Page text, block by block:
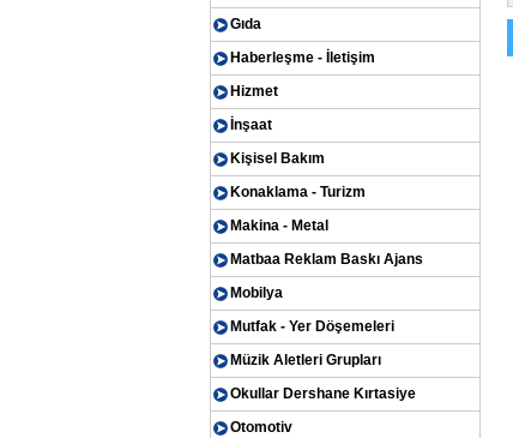
Gıda
Haberleşme - İletişim
Hizmet
İnşaat
Kişisel Bakım
Konaklama - Turizm
Makina - Metal
Matbaa Reklam Baskı Ajans
Mobilya
Mutfak - Yer Döşemeleri
Müzik Aletleri Grupları
Okullar Dershane Kırtasiye
Otomotiv